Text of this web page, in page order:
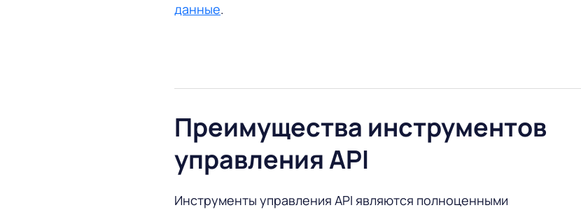
данные.
Преимущества инструментов
управления API
Инструменты управления API являются полноценными